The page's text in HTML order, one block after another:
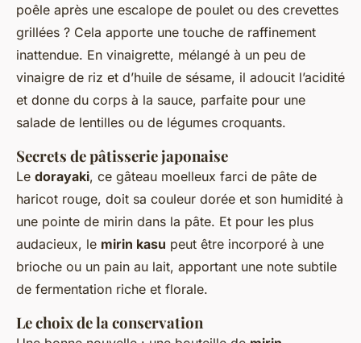
poêle après une escalope de poulet ou des crevettes
grillées ? Cela apporte une touche de raffinement
inattendue. En vinaigrette, mélangé à un peu de
vinaigre de riz et d’huile de sésame, il adoucit l’acidité
et donne du corps à la sauce, parfaite pour une
salade de lentilles ou de légumes croquants.
Secrets de pâtisserie japonaise
Le dorayaki, ce gâteau moelleux farci de pâte de
haricot rouge, doit sa couleur dorée et son humidité à
une pointe de mirin dans la pâte. Et pour les plus
audacieux, le mirin kasu peut être incorporé à une
brioche ou un pain au lait, apportant une note subtile
de fermentation riche et florale.
Le choix de la conservation